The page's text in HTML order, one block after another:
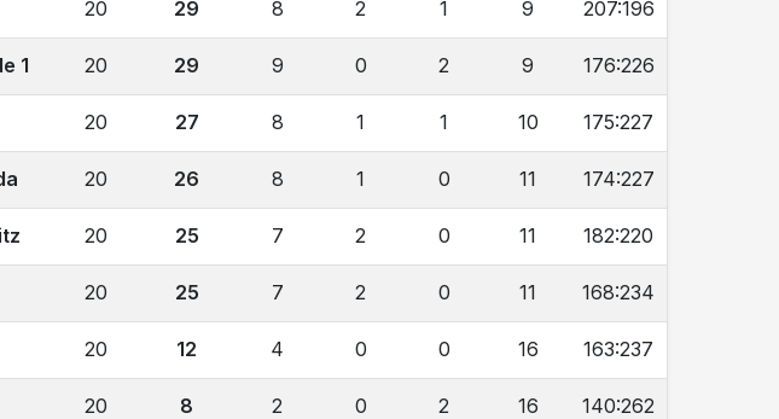
20 29 8 2 1 9 207:196
1 20 29 9 0 2 9 176:226
20 27 8 1 1 10 175:227
20 26 8 1 0 11 174:227
20 25 7 2 0 11 182:220
20 25 7 2 0 11 168:234
20 12 4 0 0 16 163:237
20 8 2 0 2 16 140:262